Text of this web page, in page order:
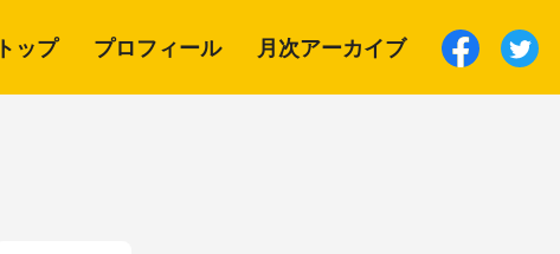
トップ プロフィール 月次アーカイブ